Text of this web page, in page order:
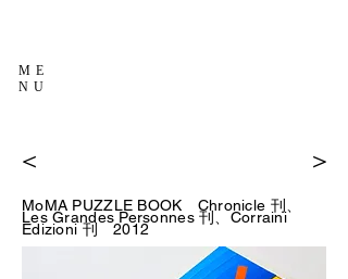
ME
NU
＜ ＞
MoMA PUZZLE BOOK Chronicle 刊
Les Grandes Personnes刊、 Corraini
Edizioni 刊 2012